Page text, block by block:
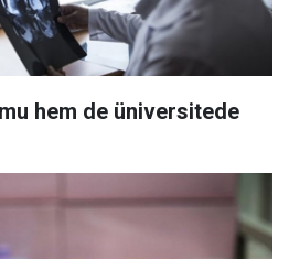
hem de üniversitede